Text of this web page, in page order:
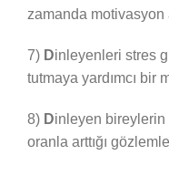
zamanda motivasyon
7) Dinleyenleri stres
tutmaya yardımcı bir
8) Dinleyen
oranla arttığı